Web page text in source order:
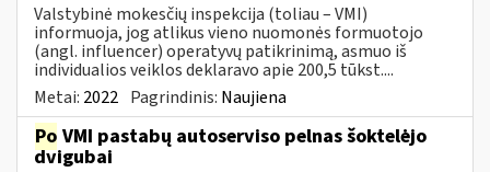
Valstybinė mokesčių inspekcija (toliau – VMI)
informuoja, jog atlikus vieno nuomonės formuotojo
(angl. influencer) operatyvų patikrinimą, asmuo iš
individualios veiklos deklaravo apie 200,5 tūkst....
Metai: 2022 Pagrindinis: Naujiena
Po VMI pastabų autoserviso pelnas šoktelėjo
dvigubai